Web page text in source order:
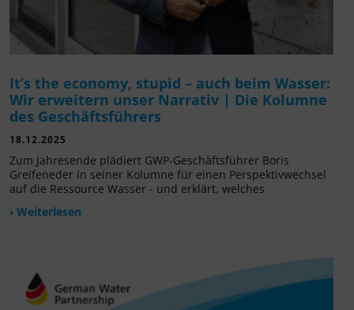
It’s the economy, stupid – auch beim Wasser:
Wir erweitern unser Narrativ | Die Kolumne
des Geschäftsführers
18.12.2025
Zum Jahresende plädiert GWP-Geschäftsführer Boris
Greifeneder in seiner Kolumne für einen Perspektivwechsel
auf die Ressource Wasser - und erklärt, welches
› Weiterlesen